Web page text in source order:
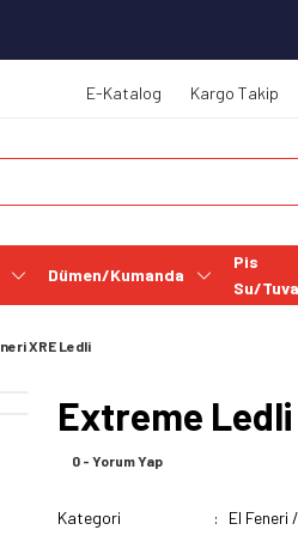
E-Katalog Kargo Takip
Dümen/Kumanda
Pis
Su/
XRE Ledli
Extreme Ledli
0 - Yorum Yap
Kategori
El Feneri